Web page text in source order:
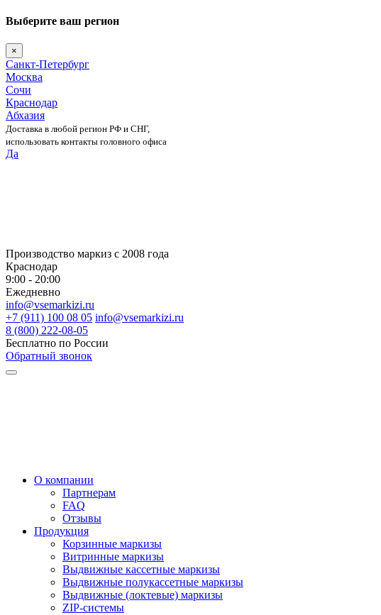
Выберите ваш регион
×
Санкт-Петербург
Москва
Сочи
Краснодар
Абхазия
Доставка в любой регион РФ и СНГ,
использовать контакты головного офиса
Да
Производство маркиз с 2008 года
Краснодар
9:00 - 20:00
Ежедневно
info@vsemarkizi.ru
+7 (911) 100 08 05 info@vsemarkizi.ru
8 (800) 222-08-05
Бесплатно по России
Обратный звонок
О компании
Партнерам
FAQ
Отзывы
Продукция
Корзинные маркизы
Витринные маркизы
Выдвижные кассетные маркизы
Выдвижные полукассетные маркизы
Выдвижные (локтевые) маркизы
ZIP-системы